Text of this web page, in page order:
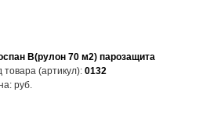
В(рулон 70 м2) парозащита
товара (артикул): 0132
руб.